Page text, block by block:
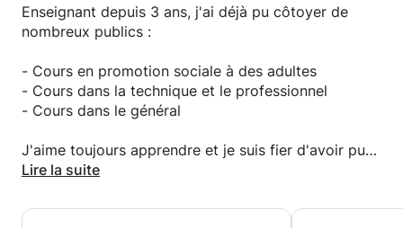
est primordial de pouvoir comprendre comment
celui-ci travaille pour lui fournir les outils nécessaire
Apprendre nécessite de la curiosité et c'est a
l'enseignant de pousser ses élèves a en développer !
Enseignant depuis 3 ans, j'ai déjà pu côtoyer de
nombreux publics :
- Cours en promotion sociale à des adultes
- Cours dans la technique et le professionnel
- Cours dans le général
J'aime toujours apprendre et je suis fier d'avoir pu
expérimenter ces divers publics!
Humainement, nous apprenons chaque jour encore
Lire la suite